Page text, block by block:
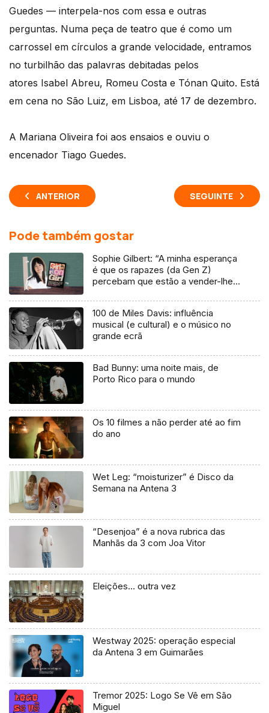
Guedes — interpela-nos com essa e outras
perguntas. Numa peça de teatro que é como um
carrossel em círculos a grande velocidade, entramos
no turbilhão das palavras debitadas pelos
atores Isabel Abreu, Romeu Costa e Tónan Quito. Está
em cena no São Luiz, em Lisboa, até 17 de dezembro.
A Mariana Oliveira foi aos ensaios e ouviu o
encenador Tiago Guedes.
ANTERIOR SEGUINTE
Pode também gostar
Sophie Gilbert: “A minha esperança
é que os rapazes (da Gen Z)
percebam que estão a vender-lhes
100 de Miles Davis: influência
musical (e cultural) e o músico no
grande ecrã
Bad Bunny: uma noite mais, de
Porto Rico para o mundo
Os 10 filmes a não perder até ao fim
do ano
Wet Leg: “moisturizer” é Disco da
Semana na Antena 3
“Desenjoa” é a nova rubrica das
Manhãs da 3 com Joa Vitor
Eleições… outra vez
Westway 2025: operação especial
da Antena 3 em Guimarães
Tremor 2025: Logo Se Vê em São
Miguel